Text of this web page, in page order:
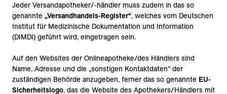
Jeder Versandapotheker/-händler muss zudem in das so
genannte „Versandhandels-Register“, welches vom Deutschen
Institut für Medizinische Dokumentation und Information
(DIMDI) geführt wird, eingetragen sein.
Auf den Websites der Onlineapotheke/des Händlers sind
Name, Adresse und die „sonstigen Kontaktdaten“ der
zuständigen Behörde anzugeben, ferner das so genannte EU-
Sicherheitslogo, das die Website des Apothekers/Händlers mit